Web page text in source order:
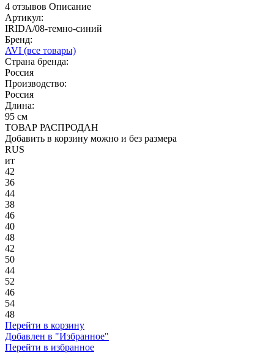
4 отзывов Описание
Артикул:
IRIDA/08-темно-синий
Бренд:
AVI (все товары)
Страна бренда:
Россия
Производство:
Россия
Длина:
95 см
ТОВАР РАСПРОДАН
Добавить в корзину можно и без размера
RUS
ит
42
36
44
38
46
40
48
42
50
44
52
46
54
48
Перейти в корзину
Добавлен в "Избранное"
Перейти в избранное